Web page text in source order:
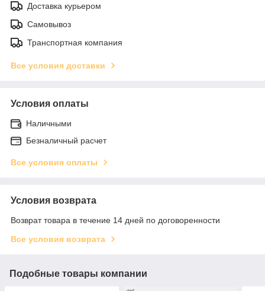
Доставка курьером
Самовывоз
Транспортная компания
Все условия доставки
Условия оплаты
Наличными
Безналичный расчет
Все условия оплаты
Условия возврата
Возврат товара в течение 14 дней по договоренности
Все условия возврата
Подобные товары компании